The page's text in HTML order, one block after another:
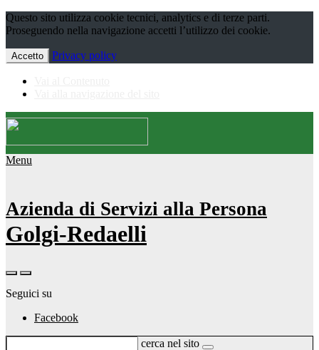
Questo sito utilizza cookie tecnici, analytics e di terze parti.
Proseguendo nella navigazione accetti l’utilizzo dei cookie.
Accetto Privacy policy
Menu
Azienda di Servizi alla Persona
Golgi-Redaelli
Seguici su
Facebook
cerca nel sito